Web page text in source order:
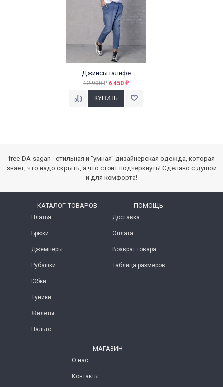
Джинсы галифе
12 900₽ 6 450 ₽
free-DA-sagan - стильная и "умная" дизайнерская одежда, которая
знает, что надо скрыть, а что стоит подчеркнуть! Сделано с душой
и для комфорта!
КАТАЛОГ ТОВАРОВ
Платья
Брюки
Джемперы
Рубашки
Юбки
Туники
Жилеты
Пальто
ПОМОЩЬ
Доставка
Оплата
Возврат товара
Таблица размеров
МАГАЗИН
О нас
Контакты